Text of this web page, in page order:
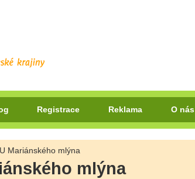
Registrace Reklama O nás
Mariánského mlýna
mlýna